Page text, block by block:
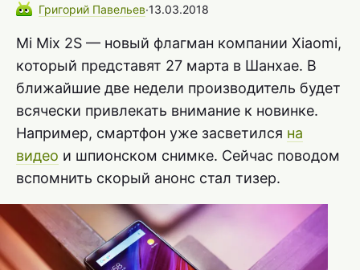
Григорий Павельев∙13.03.2018
Mi Mix 2S — новый флагман компании Xiaomi,
который представят 27 марта в Шанхае. В
ближайшие две недели производитель будет
всячески привлекать внимание к новинке.
Например, смартфон уже засветился на
видео и шпионском снимке. Сейчас поводом
вспомнить скорый анонс стал тизер.